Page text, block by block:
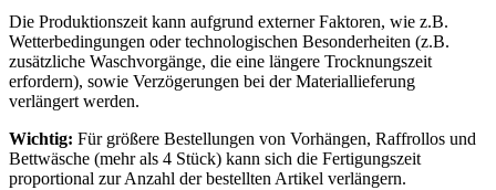
Die Produktionszeit kann aufgrund externer Faktoren, wie z.B.
Wetterbedingungen oder technologischen Besonderheiten (z.B.
zusätzliche Waschvorgänge, die eine längere Trocknungszeit
erfordern), sowie Verzögerungen bei der Materiallieferung
verlängert werden.
Wichtig: Für größere Bestellungen von Vorhängen, Raffrollos und
Bettwäsche (mehr als 4 Stück) kann sich die Fertigungszeit
proportional zur Anzahl der bestellten Artikel verlängern.